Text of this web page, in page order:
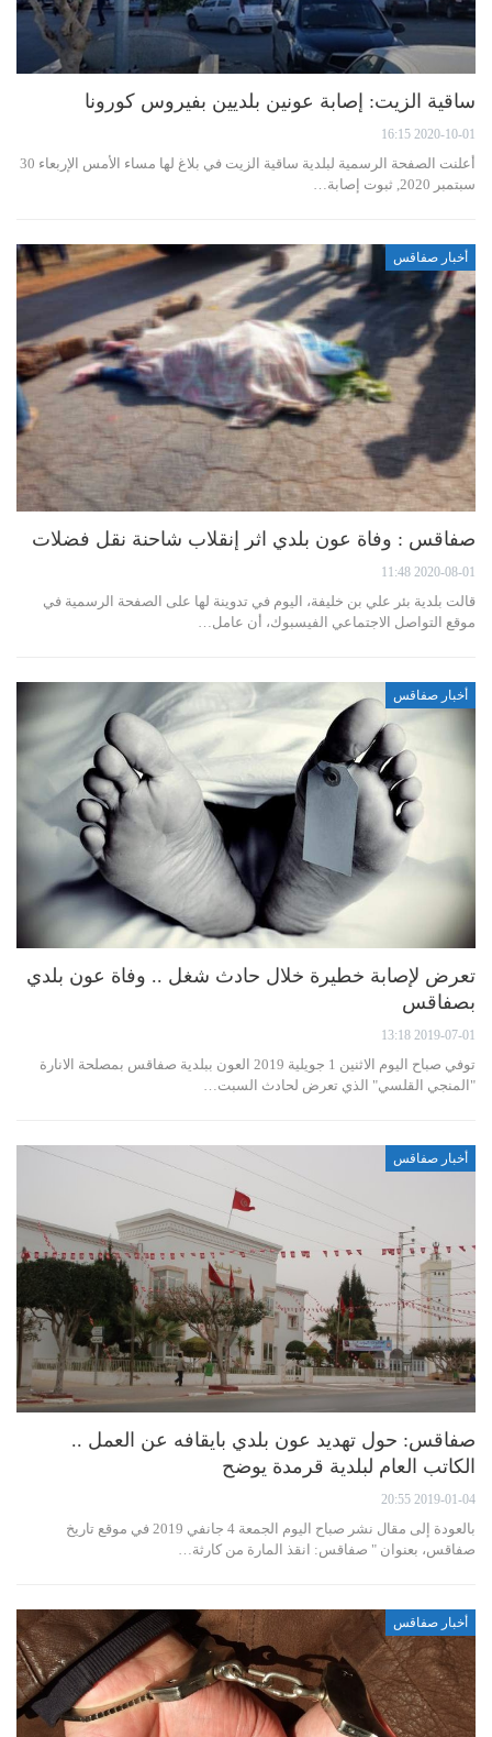
ساقية الزيت: إصابة عونين بلديين بفيروس كورونا
2020-10-01 16:15
أعلنت الصفحة الرسمية لبلدية ساقية الزيت في بلاغ لها مساء الأمس الإربعاء 30
سبتمبر 2020, ثبوت إصابة…
أخبار صفاقس
صفاقس : وفاة عون بلدي اثر إنقلاب شاحنة نقل فضلات
2020-08-01 11:48
قالت بلدية بئر علي بن خليفة، اليوم في تدوينة لها على الصفحة الرسمية في
موقع التواصل الاجتماعي الفيسبوك، أن عامل…
أخبار صفاقس
تعرض لإصابة خطيرة خلال حادث شغل .. وفاة عون بلدي
بصفاقس
2019-07-01 13:18
توفي صباح اليوم الاثنين 1 جويلية 2019 العون ببلدية صفاقس بمصلحة الانارة
"المنجي القلسي" الذي تعرض لحادث السبت…
أخبار صفاقس
صفاقس: حول تهديد عون بلدي بايقافه عن العمل ..
الكاتب العام لبلدية قرمدة يوضح
2019-01-04 20:55
بالعودة إلى مقال نشر صباح اليوم الجمعة 4 جانفي 2019 في موقع تاريخ
صفاقس، بعنوان " صفاقس: انقذ المارة من كارثة…
أخبار صفاقس